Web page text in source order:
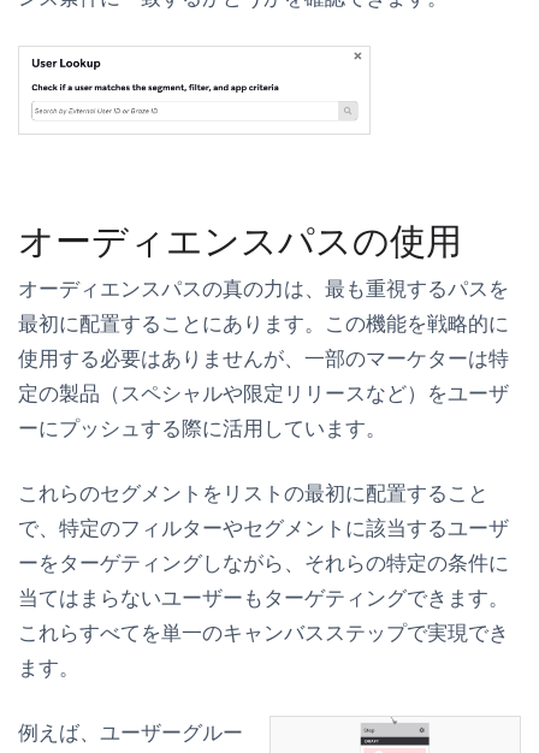
オーディエンスパスの使用
オーディエンスパスの真の力は、最も重視するパスを
最初に配置することにあります。この機能を戦略的に
使用する必要はありませんが、一部のマーケターは特
定の製品（スペシャルや限定リリースなど）をユーザ
ーにプッシュする際に活用しています。
これらのセグメントをリストの最初に配置すること
で、特定のフィルターやセグメントに該当するユーザ
ーをターゲティングしながら、それらの特定の条件に
当てはまらないユーザーもターゲティングできます。
これらすべてを単一のキャンバスステップで実現でき
ます。
例えば、ユーザーグルー